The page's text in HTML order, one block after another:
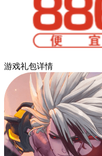
游戏礼包详情